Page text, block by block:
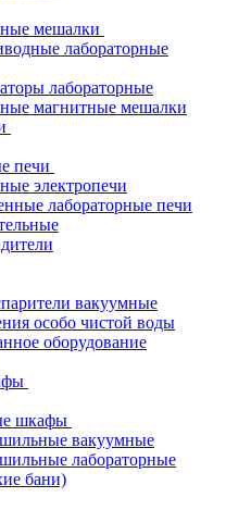
мешалки
лабораторные
лабораторные
магнитные мешалки
печи
электропечи
лабораторные печи
вакуумные
особо чистой воды
оборудование
шкафы
вакуумные
лабораторные
бани)